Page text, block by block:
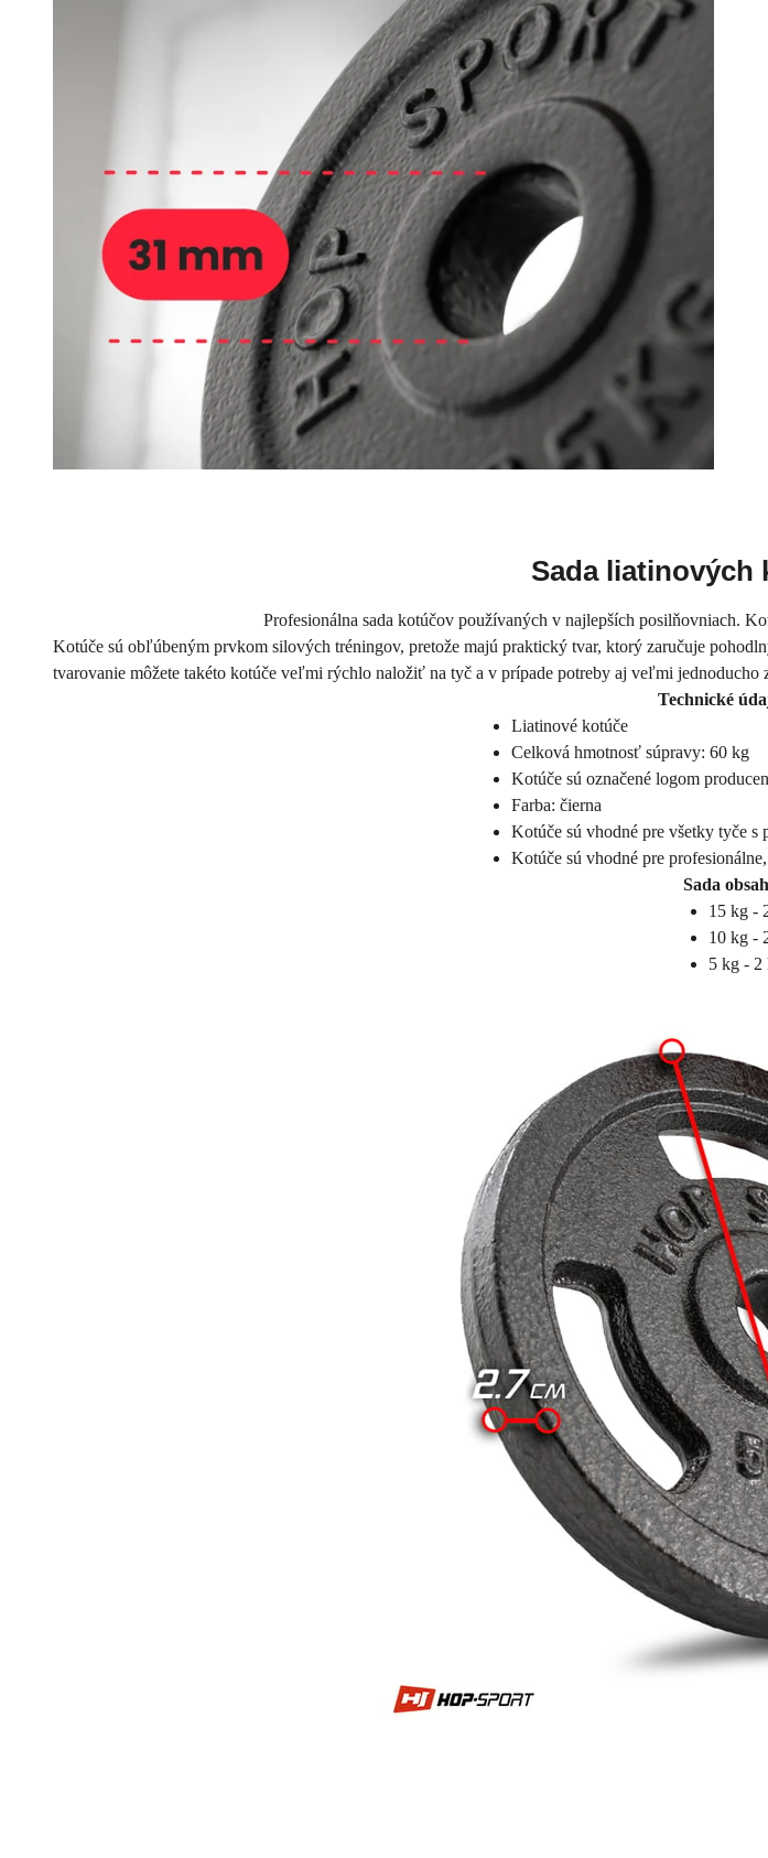
Sada liatinových
Profesionálna sada kotúčov používaných v najlepších posilňovniach.
Kotúče sú obľúbeným prvkom silových tréningov, pretože majú praktický tvar, ktorý zaručuje
tvarovanie môžete takéto kotúče veľmi rýchlo naložiť na tyč a v prípade potreby aj veľmi jednoducho
Technické
Liatinové kotúče
Celková hmotnosť súpravy: 60 kg
Kotúče sú označené logom
Farba: čierna
Kotúče sú vhodné pre všetky tyče s
Kotúče sú vhodné pre
Sada
15 kg -
10 kg -
5 kg - 2